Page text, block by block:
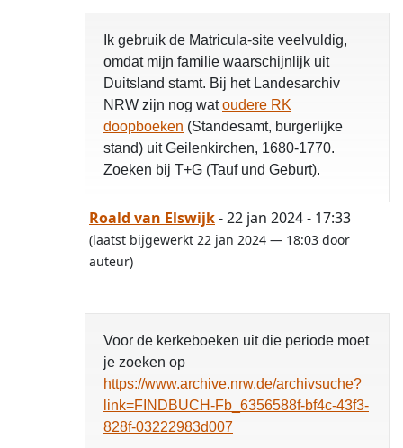
Ik gebruik de Matricula-site veelvuldig,
omdat mijn familie waarschijnlijk uit
Duitsland stamt. Bij het Landesarchiv
NRW zijn nog watoudere RK
doopboeken (Standesamt, burgerlijke
stand) uit Geilenkirchen, 1680-1770.
Zoeken bij T+G (Tauf und Geburt).
Roald van Elswijk- 22 jan 2024 - 17:33
(laatst bijgewerkt 22 jan 2024 — 18:03 door
auteur)
Voor de kerkeboeken uit die periode moet
je zoeken op
https://www.archive.nrw.de/archivsuche?
link=FINDBUCH-Fb_6356588f-bf4c-43f3-
828f-03222983d007